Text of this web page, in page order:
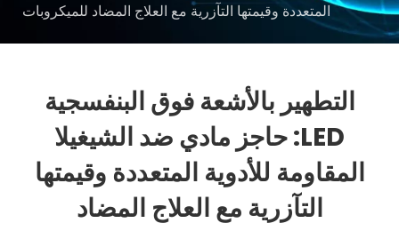
المتعددة وقيمتها التآزرية مع العلاج المضاد للميكروبات
التطهير بالأشعة فوق البنفسجية
LED: حاجز مادي ضد الشيغيلا
المقاومة للأدوية المتعددة وقيمتها
التآزرية مع العلاج المضاد